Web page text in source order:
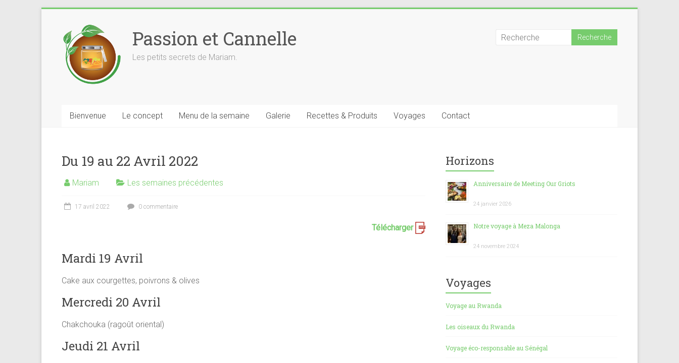
content
Passion et Cannelle
Les petits secrets de Mariam.
Bienvenue Le concept Menu de la semaine Galerie Recettes & Produits Voyages Contact
Du 19 au 22 Avril 2022
Mariam Les semaines précédentes
17 avril 2022 0 commentaire
Télécharger
Mardi 19 Avril
Cake aux courgettes, poivrons & olives
Mercredi 20 Avril
Chakchouka (ragoût oriental)
Jeudi 21 Avril
Horizons
Anniversaire de Meeting Our Griots
24 janvier 2026
Notre voyage à Meza Malonga
24 novembre 2024
Voyages
Voyage au Rwanda
Les oiseaux du Rwanda
Voyage éco-responsable au Sénégal